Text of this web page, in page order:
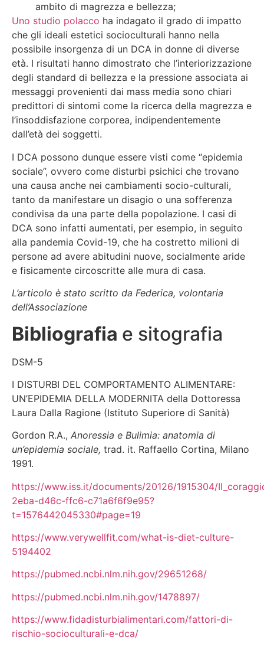
ambito di magrezza e bellezza;
Uno studio polacco ha indagato il grado di impatto
che gli ideali estetici socioculturali hanno nella
possibile insorgenza di un DCA in donne di diverse
età. I risultati hanno dimostrato che l’interiorizzazione
degli standard di bellezza e la pressione associata ai
messaggi provenienti dai mass media sono chiari
predittori di sintomi come la ricerca della magrezza e
l’insoddisfazione corporea, indipendentemente
dall’età dei soggetti.
I DCA possono dunque essere visti come “epidemia
sociale”, ovvero come disturbi psichici che trovano
una causa anche nei cambiamenti socio-culturali,
tanto da manifestare un disagio o una sofferenza
condivisa da una parte della popolazione. I casi di
DCA sono infatti aumentati, per esempio, in seguito
alla pandemia Covid-19, che ha costretto milioni di
persone ad avere abitudini nuove, socialmente aride
e fisicamente circoscritte alle mura di casa.
L’articolo è stato scritto da Federica, volontaria
dell’Associazione
Bibliografia e sitografia
DSM-5
I DISTURBI DEL COMPORTAMENTO ALIMENTARE:
UN’EPIDEMIA DELLA MODERNITA della Dottoressa
Laura Dalla Ragione (Istituto Superiore di Sanità)
Gordon R.A., Anoressia e Bulimia: anatomia di
un’epidemia sociale, trad. it. Raffaello Cortina, Milano
1991.
https://www.iss.it/documents/20126/1915304/
2eba-d46c-ffc6-c71a6f6f9e95?
t=1576442045330#page=19
https://www.verywellfit.com/what-is-diet-culture-
5194402
https://pubmed.ncbi.nlm.nih.gov/29651268/
https://pubmed.ncbi.nlm.nih.gov/1478897/
https://www.fidadisturbialimentari.com/fattori-di-
rischio-socioculturali-e-dca/